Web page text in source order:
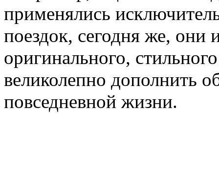
применялись
поездок, сегодня же,
оригинального,
великолепно дополнить
повседневной жизни.